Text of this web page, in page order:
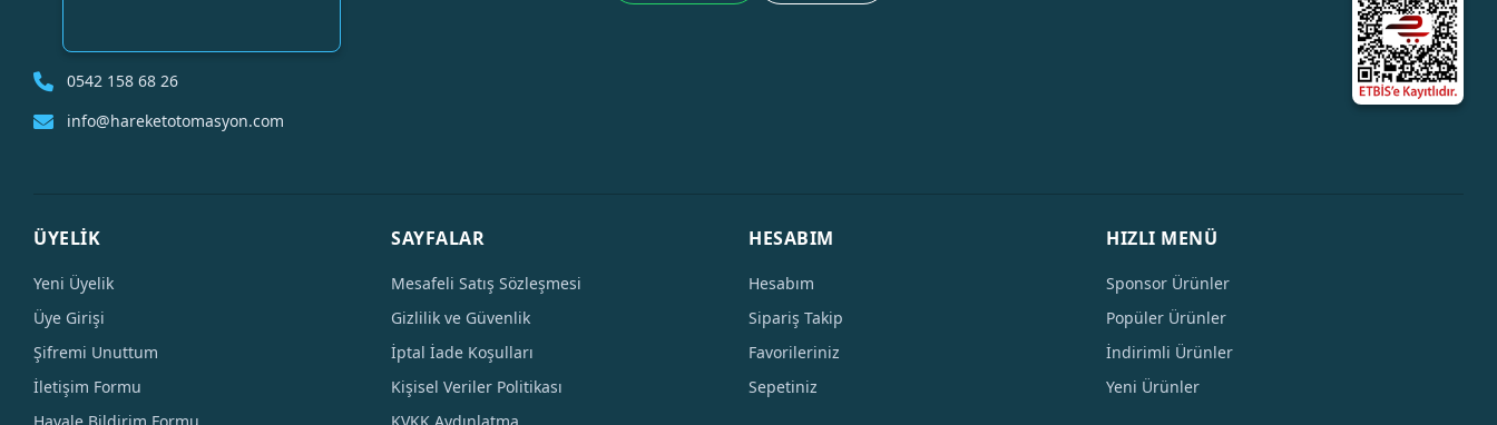
0542 158 68 26
info@hareketotomasyon.com
ÜYELİK
Yeni Üyelik
Üye Girişi
Şifremi Unuttum
İletişim Formu
SAYFALAR
Mesafeli Satış Sözleşmesi
Gizlilik ve Güvenlik
İptal İade Koşulları
Kişisel Veriler Politikası
HESABIM
Hesabım
Sipariş Takip
Favorileriniz
Sepetiniz
HIZLI MENÜ
Sponsor Ürünler
Popüler Ürünler
İndirimli Ürünler
Yeni Ürünler